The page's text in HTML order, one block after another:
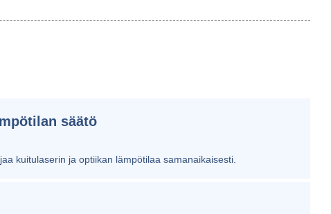
säätö
kuitulaserin ja optiikan lämpötilaa samanaikaisesti.